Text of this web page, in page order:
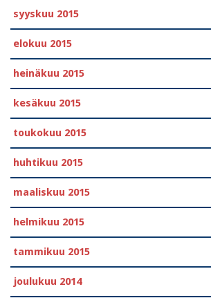
syyskuu 2015
elokuu 2015
heinäkuu 2015
kesäkuu 2015
toukokuu 2015
huhtikuu 2015
maaliskuu 2015
helmikuu 2015
tammikuu 2015
joulukuu 2014